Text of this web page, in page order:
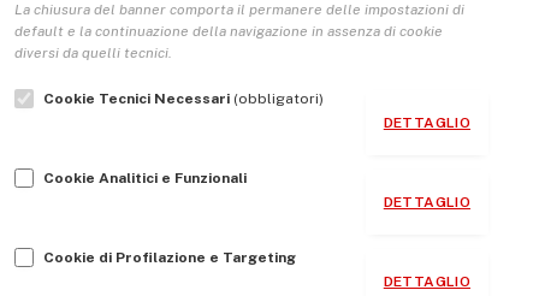
Le Copertine
L’Associazione
Indirizzo Socio Politico Culturale
Guida per le autrici e gli autori
La chiusura del banner comporta il permanere delle impostazioni di
default e la continuazione della navigazione in assenza di cookie
diversi da quelli tecnici.
Cookie Tecnici Necessari (obbligatori)
DETTAGLIO
Cookie Analitici e Funzionali
DETTAGLIO
Cookie di Profilazione e Targeting
DETTAGLIO